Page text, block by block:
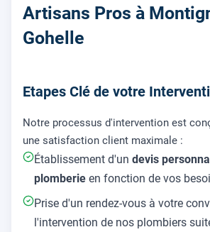
Artisans Pros à
Gohelle
Etapes Clé de votre
Notre processus d'intervention est
une satisfaction client maximale :
Établissement d'un devis
plomberie en fonction de vos
Prise d'un rendez-vous à votre
l'intervention de nos plombiers